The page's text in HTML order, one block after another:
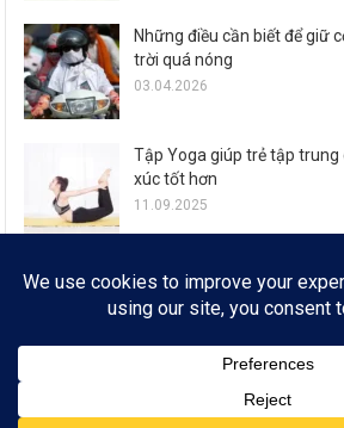
Những điều cần biết để giữ
trời quá nóng
03.04.2026
Tập Yoga giúp trẻ tập trung
xúc tốt hơn
11.09.2025
Zalo ra mắt loạt tính năng
triệu người dùng
* SỔ TAY CÔNG